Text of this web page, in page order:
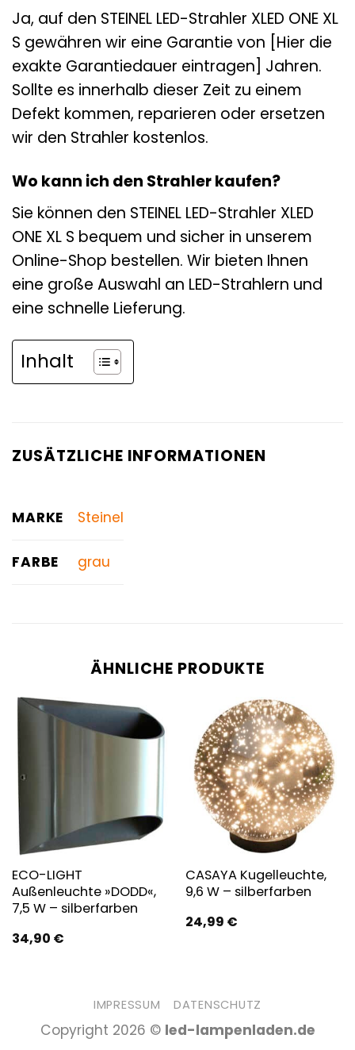
Ja, auf den STEINEL LED-Strahler XLED ONE XL
S gewähren wir eine Garantie von [Hier die
exakte Garantiedauer eintragen] Jahren.
Sollte es innerhalb dieser Zeit zu einem
Defekt kommen, reparieren oder ersetzen
wir den Strahler kostenlos.
Wo kann ich den Strahler kaufen?
Sie können den STEINEL LED-Strahler XLED
ONE XL S bequem und sicher in unserem
Online-Shop bestellen. Wir bieten Ihnen
eine große Auswahl an LED-Strahlern und
eine schnelle Lieferung.
Inhalt
ZUSÄTZLICHE INFORMATIONEN
MARKE Steinel
FARBE grau
ÄHNLICHE PRODUKTE
ECO-LIGHT
Außenleuchte »DODD«,
7,5 W – silberfarben
34,90 €
CASAYA Kugelleuchte,
9,6 W – silberfarben
24,99 €
IMPRESSUM DATENSCHUTZ
Copyright 2026 © led-lampenladen.de